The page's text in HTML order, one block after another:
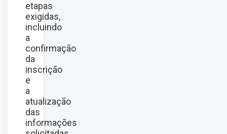
etapas
exigidas,
incluindo
a
confirmação
da
inscrição
e
a
atualização
das
informações